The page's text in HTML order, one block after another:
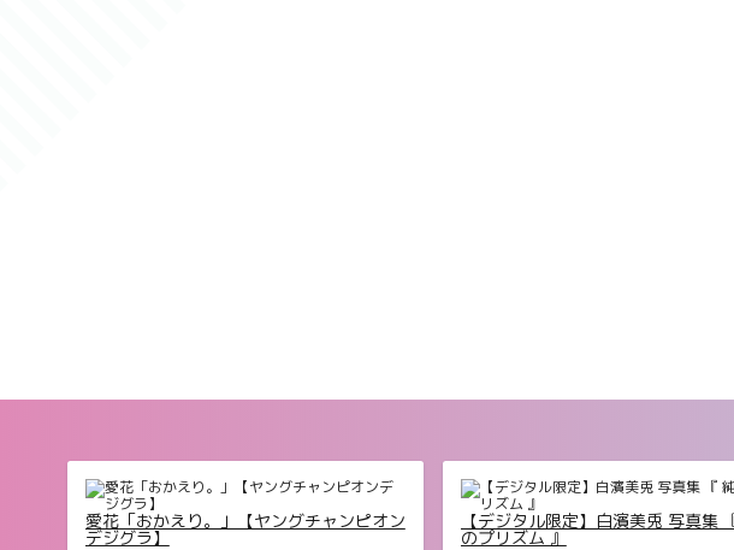
【デジタル限定 YJ PHOTO BOOK】片田陽
依写真集「羽色日和」
【デジタル限定 YJ PHOTO BOOK
星写真集「きらら、キラリ」